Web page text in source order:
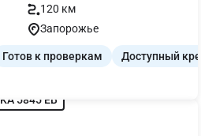
120 км
Запорожье
Готов к проверкам
Доступный
KA 5845 EB